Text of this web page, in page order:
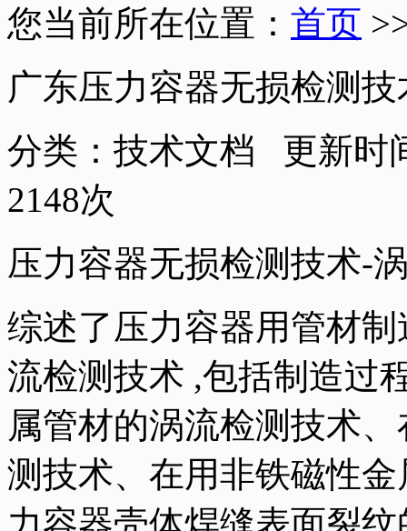
您当前所在位置： 首页
广东压力容器无损检测
分类：技术文档 更新时
2148次
压力容器无损检测技术-
综述了压力容器用管材
流检测技术 ,包括制造过
属管材的涡流检测技术
测技术、在用非铁磁性